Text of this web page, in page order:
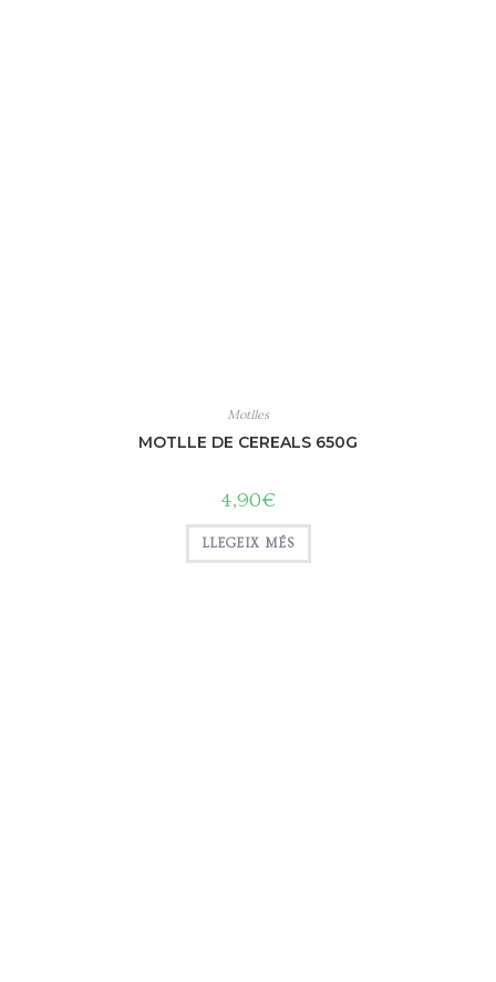
Motlles
MOTLLE DE CEREALS 650G
4,90€
LLEGEIX MÉS